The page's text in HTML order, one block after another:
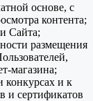
основе, с
контента;
Сайта;
размещения
магазина;
конкурсах и к
и сертификатов